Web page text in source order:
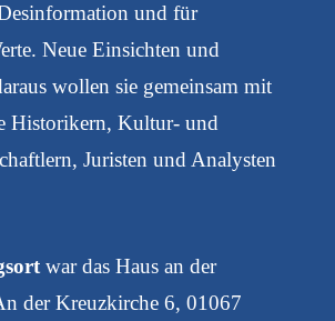
und für
Neue Einsichten und
wollen sie gemeinsam mit
Historikern, Kultur- und
Juristen und Analysten
war das Haus an der
der Kreuzkirche 6, 01067